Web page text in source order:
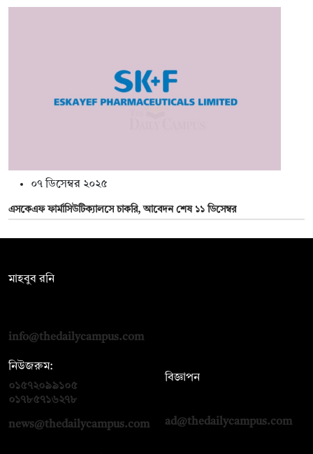
০৭ ডিসেম্বর ২০২৫
এসকেএফ ফার্মাসিউটিক্যালসে চাকরি, আবেদন শেষ ১১ ডিসেম্বর
মাহবুব রনি
info@thedailycampus.com
নিউজরুম:
০১৫৭২০৯৯১০৫
০১৭৮৫৭১৬২৭৮
news@thedailycampus.com
বিজ্ঞাপন
ad@thedailycampus.com